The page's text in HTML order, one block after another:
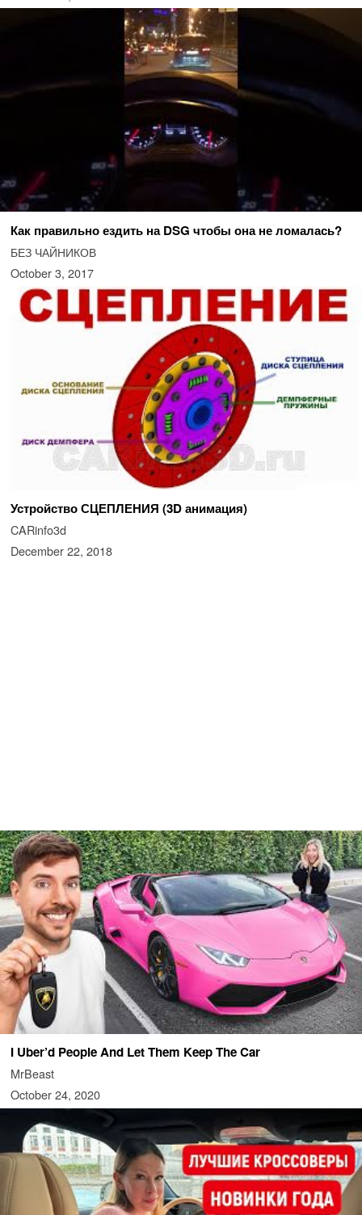
Как правильно ездить на DSG чтобы она не ломалась?
БЕЗ ЧАЙНИКОВ
October 3, 2017
Устройство СЦЕПЛЕНИЯ (3D анимация)
CARinfo3d
December 22, 2018
I Uber’d People And Let Them Keep The Car
MrBeast
October 24, 2020